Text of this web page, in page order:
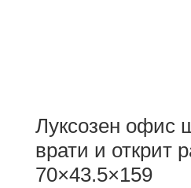
Луксозен офис
врати и открит
70×43.5×159